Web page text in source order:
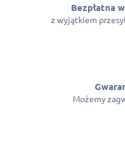
Bezpłatna
z wyjątkiem
Możemy